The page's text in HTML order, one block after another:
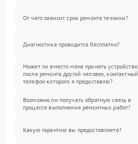
От чего зависит срок ремонта техники?
Диагностика проводится бесплатно?
Может ли вместо меня принять устройство
после ремонта другой человек, контактный
телефон которого я предоставлю?
Возможно ли получать обратную связь в
процессе выполнения ремонтных работ?
Какую гарантию вы предоставляете?